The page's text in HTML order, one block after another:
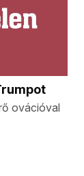
ovációval